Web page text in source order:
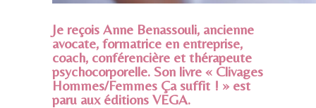
Je reçois Anne Benassouli, ancienne
avocate, formatrice en entreprise,
coach, conférencière et thérapeute
psychocorporelle. Son livre « Clivages
Hommes/Femmes Ça suffit ! » est
paru aux éditions VEGA.